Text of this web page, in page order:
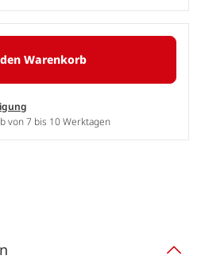
Warenkorb
von 7 bis 10 Werktagen